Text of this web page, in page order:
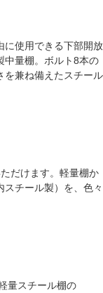
に使用できる下部開放
中量棚。ボルト8本の
を兼ね備えたスチール
だけます。軽量棚か
スチール製）を、色々
量スチール棚の